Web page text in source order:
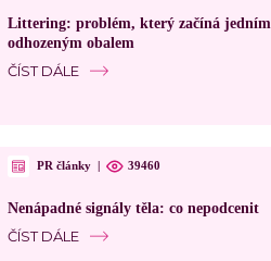
Littering: problém, který začíná jedním
odhozeným obalem
ČÍST DÁLE
PR články 39460
Nenápadné signály těla: co nepodcenit
ČÍST DÁLE